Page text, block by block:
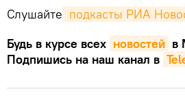
Слушайте подкасты РИА
Будь в курсе всех новостей в
Подпишись на наш канал в